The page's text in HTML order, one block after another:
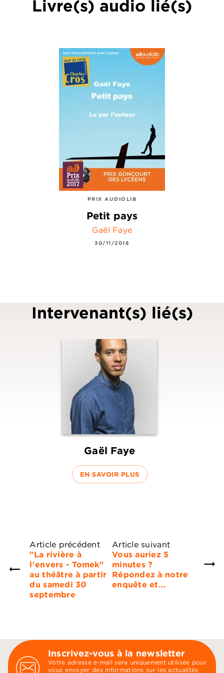
Livre(s) audio lié(s)
PRIX AUDIOLIB
Petit pays
Gaël Faye
30/11/2016
Intervenant(s) lié(s)
Gaël Faye
EN SAVOIR PLUS
Article précédent
"La rivière à
l'envers - Tomek"
au théâtre à partir
du samedi 30
septembre
Article suivant
Vous auriez 5
minutes ?
Répondez à notre
enquête et...
Inscrivez-vous à la newsletter
Votre adresse e-mail sera uniquement utilisée pour
vous envoyer des informations sur les actualités